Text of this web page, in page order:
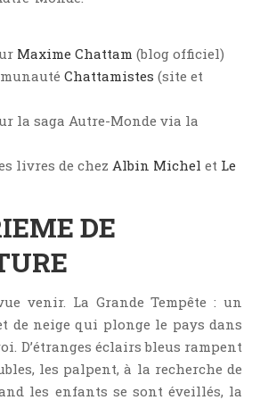
Vous ?
Maxime Chattam (blog officiel)
Chattamistes (site et
la saga Autre-Monde via la
livres de chez Albin Michel et Le
DE
venir. La Grande Tempête : un
de neige qui plonge le pays dans
D’étranges éclairs bleus rampent
les palpent, à la recherche de
les enfants se sont éveillés, la